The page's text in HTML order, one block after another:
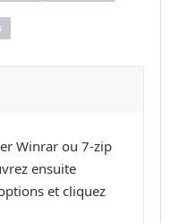
Winrar ou 7-zip
ensuite
et cliquez